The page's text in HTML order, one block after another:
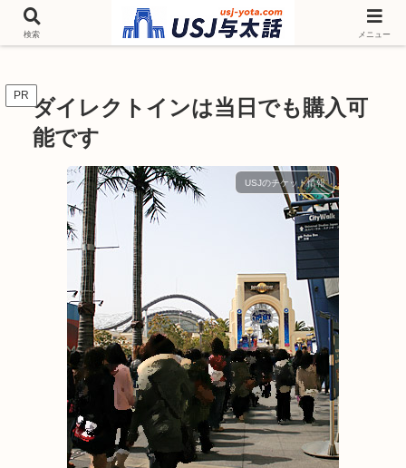
チケットやシーズンイベント ニンテンドーワールド アトラクションなどユニ
バを歩いて情報収集しています
PR ダイレクトインは当日でも購入可
能です
USJのチケット情報
検索 メニュー